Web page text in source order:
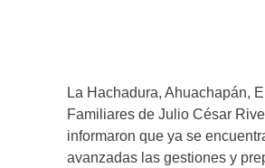
La Hachadura, Ahuachapán,
Familiares de Julio César
informaron que ya se
avanzadas las gestiones y